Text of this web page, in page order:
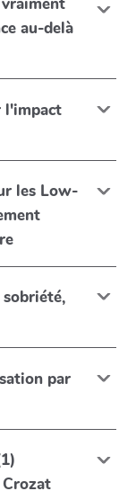
au-delà
l'impact
les Low-
par